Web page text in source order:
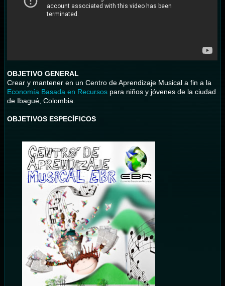
OBJETIVO GENERAL
Crear y mantener en un Centro de Aprendizaje Musical a fin a la
Economía Basada en Recursos para niños y jóvenes de la ciudad
de Ibagué, Colombia.
OBJETIVOS ESPECÍFICOS